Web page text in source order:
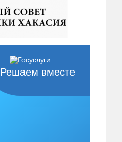
Решаем вместе